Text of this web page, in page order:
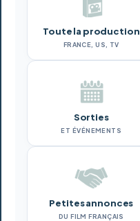
Toute la production
FRANCE, US, TV
Sorties
ET ÉVÉNEMENTS
Petites annonces
DU FILM FRANÇAIS